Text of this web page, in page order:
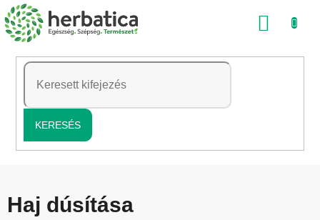
Ugrás
a
tartalomhoz
KERESÉS
Haj dúsítása